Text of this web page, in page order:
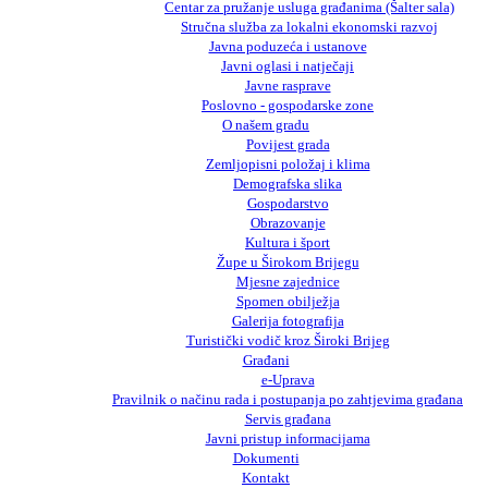
Centar za pružanje usluga građanima (Šalter sala)
Stručna služba za lokalni ekonomski razvoj
Javna poduzeća i ustanove
Javni oglasi i natječaji
Javne rasprave
Poslovno - gospodarske zone
O našem gradu
Povijest grada
Zemljopisni položaj i klima
Demografska slika
Gospodarstvo
Obrazovanje
Kultura i šport
Župe u Širokom Brijegu
Mjesne zajednice
Spomen obilježja
Galerija fotografija
Turistički vodič kroz Široki Brijeg
Građani
e-Uprava
Pravilnik o načinu rada i postupanja po zahtjevima građana
Servis građana
Javni pristup informacijama
Dokumenti
Kontakt